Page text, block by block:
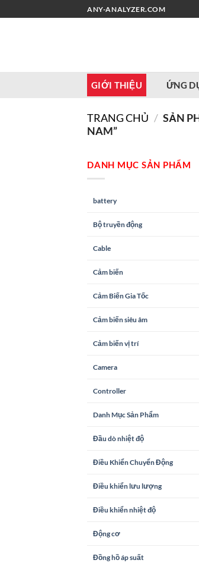
đến
ANY-ANALYZER.COM
GIỚI THIỆU ỨNG
TRANG CHỦ / SẢN
NAM”
DANH MỤC SẢN PHẨM
battery
Bộ truyền động
Cable
Cảm biến
Cảm Biến Gia Tốc
Cảm biến siêu âm
Cảm biến vị trí
Camera
Controller
Danh Mục Sản Phẩm
Đầu dò nhiệt độ
Điều Khiển Chuyển Động
Điều khiển lưu lượng
Điều khiển nhiệt độ
Động cơ
Đồng hồ áp suất